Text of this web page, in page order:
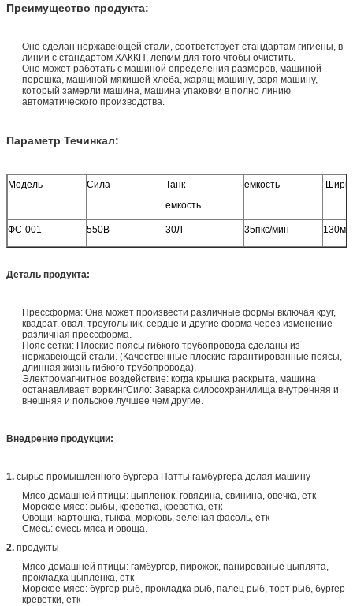
Преимущество продукта:
Оно сделан нержавеющей стали, соответствует стандартам гигиены, в
линии с стандартом ХАККП, легким для того чтобы очистить.
Оно может работать с машиной определения размеров, машиной
порошка, машиной мякишей хлеба, жарящ машину, варя машину,
который замерли машина, машина упаковки в полно линию
автоматического производства.
Параметр Течинкал:
Модель Сила
Танк
емкость
емкость
ФС-001 550В 30Л 35пкс/мин 130мм
Деталь продукта:
Прессформа: Она может произвести различные формы включая круг,
квадрат, овал, треугольник, сердце и другие форма через изменение
различная прессформа.
Пояс сетки: Плоские поясы гибкого трубопровода сделаны из
нержавеющей стали. (Качественные плоские гарантированные поясы,
длинная жизнь гибкого трубопровода).
Электромагнитное воздействие: когда крышка раскрыта, машина
останавливает воркингСило: Заварка силосохранилища внутренняя и
внешняя и польское лучшее чем другие.
Внедрение продукции:
1. сырье промышленного бургера Патты гамбургера делая машину
Мясо домашней птицы: цыпленок, говядина, свинина, овечка, етк
Морское мясо: рыбы, креветка, креветка, етк
Овощи: картошка, тыква, морковь, зеленая фасоль, етк
Смесь: смесь мяса и овоща.
2. продукты
Мясо домашней птицы: гамбургер, пирожок, панированые цыплята,
прокладка цыпленка, етк
Морское мясо: бургер рыб, прокладка рыб, палец рыб, торт рыб, бургер
креветки, етк